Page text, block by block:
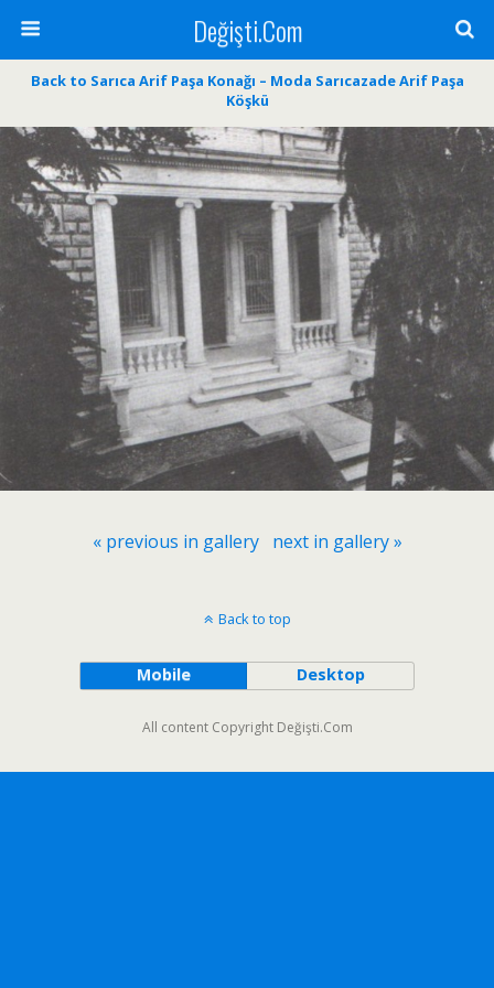
Değişti.Com
Back to Sarıca Arif Paşa Konağı – Moda Sarıcazade Arif Paşa
Köşkü
« previous in gallery next in gallery »
Back to top
Mobile Desktop
All content Copyright Değişti.Com